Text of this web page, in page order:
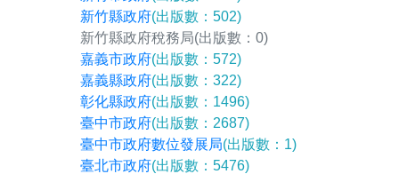
新竹縣政府(出版數：502)
新竹縣政府稅務局(出版數：0)
嘉義市政府(出版數：572)
嘉義縣政府(出版數：322)
彰化縣政府(出版數：1496)
臺中市政府(出版數：2687)
臺中市政府數位發展局(出版數：1)
臺北市政府(出版數：5476)